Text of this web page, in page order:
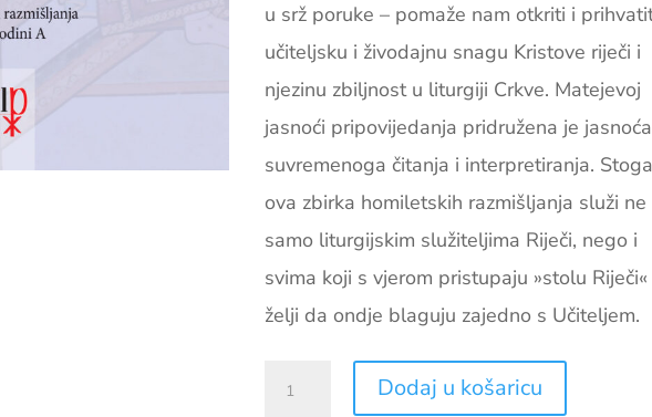
u srž poruke – pomaže nam otkriti i
učiteljsku i živodajnu snagu Kristove riječi i
njezinu zbiljnost u liturgiji Crkve. Matejevoj
jasnoći pripovijedanja pridružena je jasnoća
suvremenoga čitanja i interpretiranja.
ova zbirka homiletskih razmišljanja služi ne
samo liturgijskim služiteljima Riječi, nego i
svima koji s vjerom pristupaju »stolu Riječi«
želji da ondje blaguju zajedno s Učiteljem.
Jedan
Dodaj u košaricu